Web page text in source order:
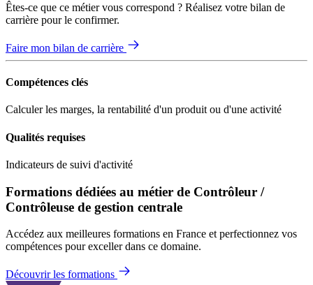
Êtes-ce que ce métier vous correspond ? Réalisez votre bilan de
carrière pour le confirmer.
Faire mon bilan de carrière
Compétences clés
Calculer les marges, la rentabilité d'un produit ou d'une activité
Qualités requises
Indicateurs de suivi d'activité
Formations dédiées au métier de Contrôleur /
Contrôleuse de gestion centrale
Accédez aux meilleures formations en France et perfectionnez vos
compétences pour exceller dans ce domaine.
Découvrir les formations